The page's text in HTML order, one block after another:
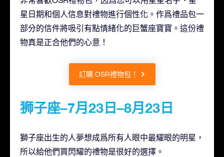
星日期和個人信息對禮物進行個性化。作爲禮品包一
部分的信件將吸引有點情緒化的巨蟹座寶寶。這份禮
物真是正合他們的心意！
訂購 OSR禮物包！
狮子座–7月23日–8月23日
獅子座出生的人夢想成爲所有人眼中最耀眼的明星，
所以給他們買閃耀的禮物是很好的選擇。